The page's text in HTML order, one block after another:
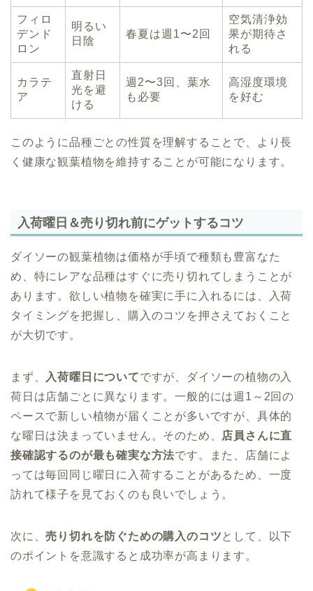
フィロ
デンド
ロン
明るい
日陰
春夏は週1〜2回
空気清浄効
果が期待さ
れる
カラテ
ア
直射日
光を避
ける
週2〜3回、葉水
も必要
高湿度環境
を好む
このように品種ごとの性質を理解することで、より長
く健康な観葉植物を維持することが可能になります。
入荷曜日＆売り切れ前にゲットするコツ
ダイソーの観葉植物は価格が手頃で種類も豊富なた
め、特にレアな品種はすぐに売り切れてしまうことが
あります。欲しい植物を確実に手に入れるには、入荷
タイミングを把握し、購入のコツを押さえておくこと
が大切です。
まず、 入荷曜日についてですが、ダイソーの植物の入
荷日は店舗ごとに異なります。一般的には週1～2回の
ペースで新しい植物が届くことが多いですが、具体的
な曜日は決まっていません。そのため、 店員さんに直
接確認するのが最も確実な方法です。また、店舗によ
っては毎回同じ曜日に入荷することがあるため、一度
訪れて様子を見ておくのも良いでしょう。
次に、売り切れを防ぐための購入のコツとして、以下
のポイントを意識すると成功率が高まります。